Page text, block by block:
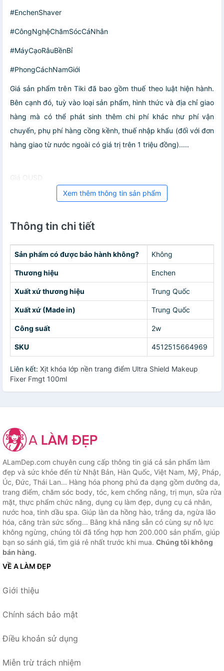
#EnchenShaver
#CôngNghệChămSócCáNhân
#MáyCạoRâuBềnBỉ
#PhongCáchNamGiới
Giá sản phẩm trên Tiki đã bao gồm thuế theo luật hiện hành.
Bên cạnh đó, tuỳ vào loại sản phẩm, hình thức và địa chỉ giao
hàng mà có thể phát sinh thêm chi phí khác như phí vận
chuyển, phụ phí hàng cồng kềnh, thuế nhập khẩu (đối với đơn
hàng giao từ nước ngoài có giá trị trên 1 triệu đồng).....
Giá OUSD
Xem thêm thông tin sản phẩm
Thông tin chi tiết
Sản phẩm có được bảo hành không? Không
Thương hiệu Enchen
Xuất xứ thương hiệu Trung Quốc
Xuất xứ (Made in) Trung Quốc
Công suất 2w
SKU 4512515664969
Liên kết: Xịt khóa lớp nền trang điểm Ultra Shield Makeup
Fixer Fmgt 100ml
ALamDep.com chuyên cung cấp thông tin giá cả sản phẩm làm
đẹp và sức khỏe đến từ Nhật Bản, Hàn Quốc, Việt Nam, Mỹ, Pháp,
Úc, Đức, Thái Lan... Hàng hóa phong phú đa dạng gồm dưỡng da,
trang điểm, chăm sóc body, tóc, kem chống nắng, trị mụn, sữa rửa
mặt, thực phẩm chức năng, dụng cụ làm đẹp, dụng cụ cá nhân,
nước hoa, tinh dầu spa. Giúp làn da hồng hào, trắng da, ngừa lão
hóa, căng tràn sức sống... Bằng khả năng sẵn có cùng sự nỗ lực
không ngừng, chúng tôi đã tổng hợp hơn 200.000 sản phẩm, giúp
bạn so sánh giá, tìm giá rẻ nhất trước khi mua. Chúng tôi không
bán hàng.
VỀ A LÀM ĐẸP
Giới thiệu
Chính sách bảo mật
Điều khoản sử dụng
Miễn trừ trách nhiệm